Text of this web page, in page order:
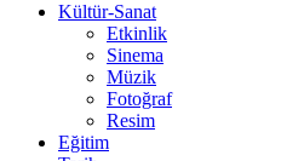
Kültür-Sanat
Etkinlik
Sinema
Müzik
Fotoğraf
Resim
Eğitim